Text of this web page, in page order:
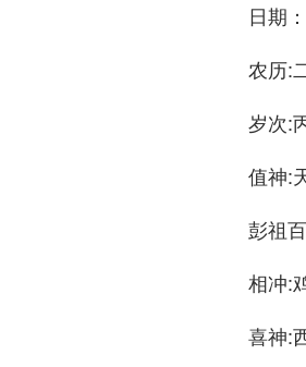
日期
农历:
岁次:
值神:
彭祖
相冲:
喜神: